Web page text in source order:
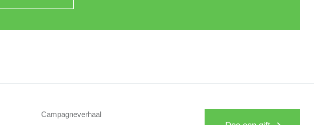
Campagneverhaal